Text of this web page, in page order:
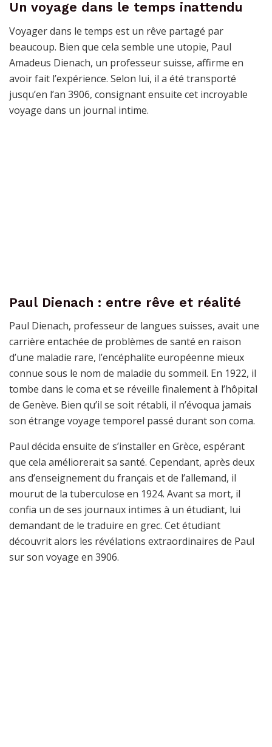
Un voyage dans le temps inattendu
Voyager dans le temps est un rêve partagé par
beaucoup. Bien que cela semble une utopie, Paul
Amadeus Dienach, un professeur suisse, affirme en
avoir fait l’expérience. Selon lui, il a été transporté
jusqu’en l’an 3906, consignant ensuite cet incroyable
voyage dans un journal intime.
Paul Dienach : entre rêve et réalité
Paul Dienach, professeur de langues suisses, avait une
carrière entachée de problèmes de santé en raison
d’une maladie rare, l’encéphalite européenne mieux
connue sous le nom de maladie du sommeil. En 1922, il
tombe dans le coma et se réveille finalement à l’hôpital
de Genève. Bien qu’il se soit rétabli, il n’évoqua jamais
son étrange voyage temporel passé durant son coma.
Paul décida ensuite de s’installer en Grèce, espérant
que cela améliorerait sa santé. Cependant, après deux
ans d’enseignement du français et de l’allemand, il
mourut de la tuberculose en 1924. Avant sa mort, il
confia un de ses journaux intimes à un étudiant, lui
demandant de le traduire en grec. Cet étudiant
découvrit alors les révélations extraordinaires de Paul
sur son voyage en 3906.